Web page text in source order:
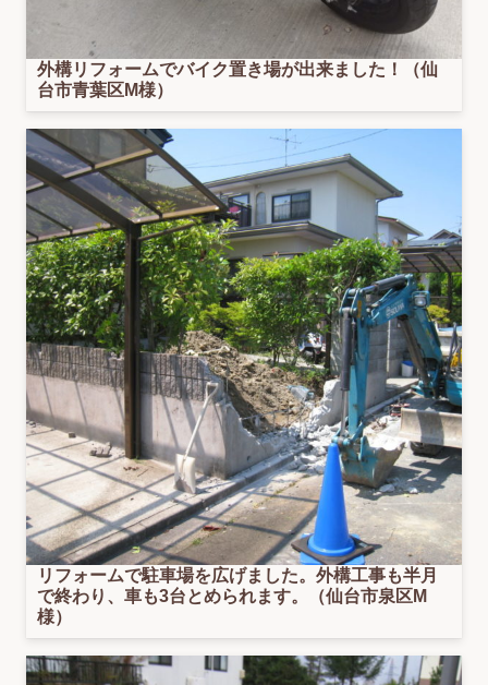
外構リフォームでバイク置き場が出来ました！（仙
台市青葉区M様）
リフォームで駐車場を広げました。外構工事も半月
で終わり、車も3台とめられます。（仙台市泉区M
様）